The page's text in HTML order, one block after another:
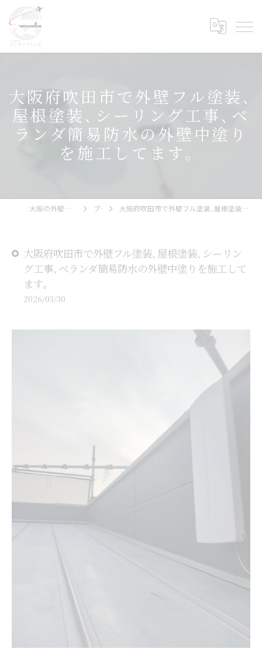
大阪府吹田市で外壁フル塗装､
屋根塗装､シーリング工事､ベ
ランダ簡易防水の外壁中塗り
を施工してます。
大阪の外壁塗装ならエンタープライズ ブログ 大阪府吹田市で外壁フル塗装､屋根塗装､シーリング工事､ベランダ簡易防水の外壁中塗りを施工してます。
大阪府吹田市で外壁フル塗装､屋根塗装､シーリン
グ工事､ベランダ簡易防水の外壁中塗りを施工して
ます。
2026/03/30